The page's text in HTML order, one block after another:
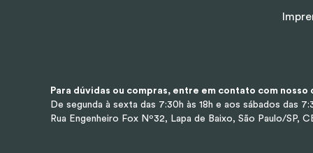
Para dúvidas ou compras, entre em contato com
De segunda à sexta das 7:30h às 18h e aos sábados das
Rua Engenheiro Fox Nº32, Lapa de Baixo, São Paulo/SP,